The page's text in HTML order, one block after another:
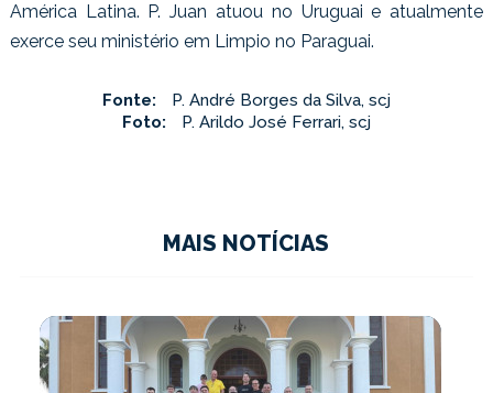
América Latina. P. Juan atuou no Uruguai e atualmente
exerce seu ministério em Limpio no Paraguai.
Fonte:
P. André Borges da Silva, scj
Foto:
P. Arildo José Ferrari, scj
MAIS NOTÍCIAS